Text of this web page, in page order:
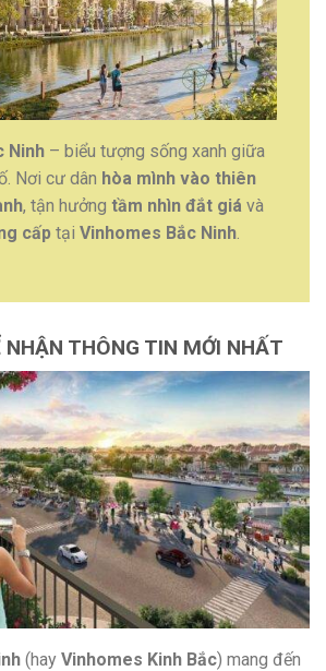
Ninh – biểu tượng sống xanh giữa
Nơi cư dân hòa mình vào thiên
, tận hưởng tầm nhìn đắt giá và
cấp tại Vinhomes Bắc Ninh.
THÔNG TIN MỚI NHẤT
(hay Vinhomes Kinh Bắc) mang đến